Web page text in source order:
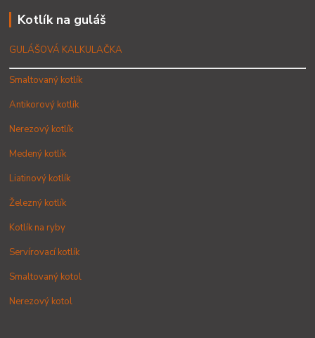
Kotlík na guláš
GULÁŠOVÁ KALKULAČKA
Smaltovaný kotlík
Antikorový kotlík
Nerezový kotlík
Medený kotlík
Liatinový kotlík
Železný kotlík
Kotlík na ryby
Servírovací kotlík
Smaltovaný kotol
Nerezový kotol